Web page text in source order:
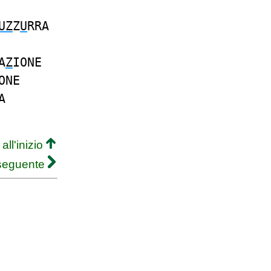
ZURRA
ZIONE